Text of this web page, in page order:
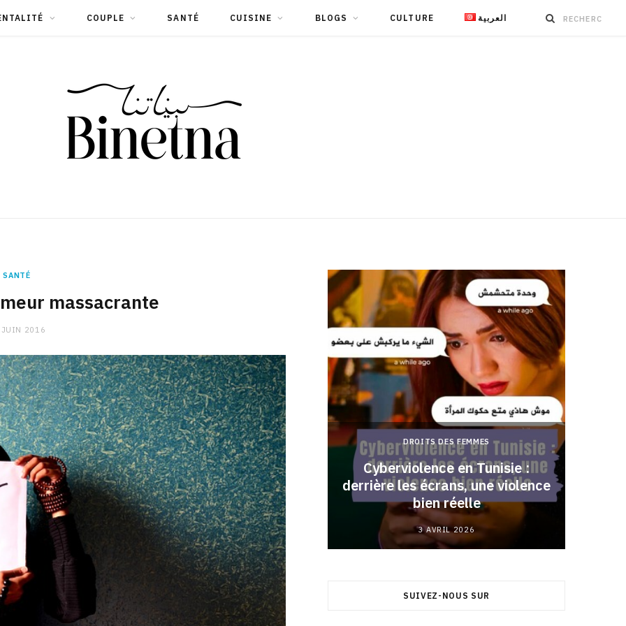
COUPLE SANTÉ CUISINE BLOGS CULTURE العربية
SANTÉ
massacrante
2016
CHARGE MENTALE
Stress après le travail :
comment relâcher la pression
9 JANVIER 2026
DROITS DES FEMMES
Cyberviolence en Tunisie :
derrière les écrans, une violence
bien réelle
3 AVRIL 2026
SUIVEZ-NOUS SUR